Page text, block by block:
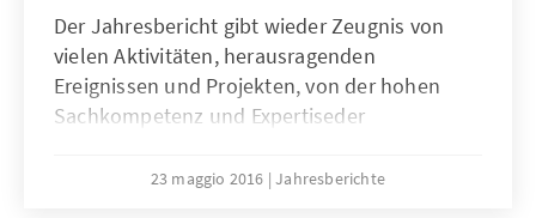
Der Jahresbericht gibt wieder Zeugnis von
vielen Aktivitäten, herausragenden
Ereignissen und Projekten, von der hohen
Sachkompetenz und Expertiseder
weltweiten Engagement für Demokratie,
23 maggio 2016 Jahresberichte